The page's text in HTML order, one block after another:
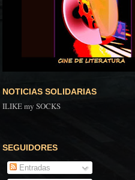
NOTICIAS SOLIDARIAS
ILIKE my SOCKS
SEGUIDORES
Entradas